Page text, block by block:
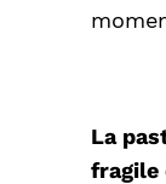
La
fragile